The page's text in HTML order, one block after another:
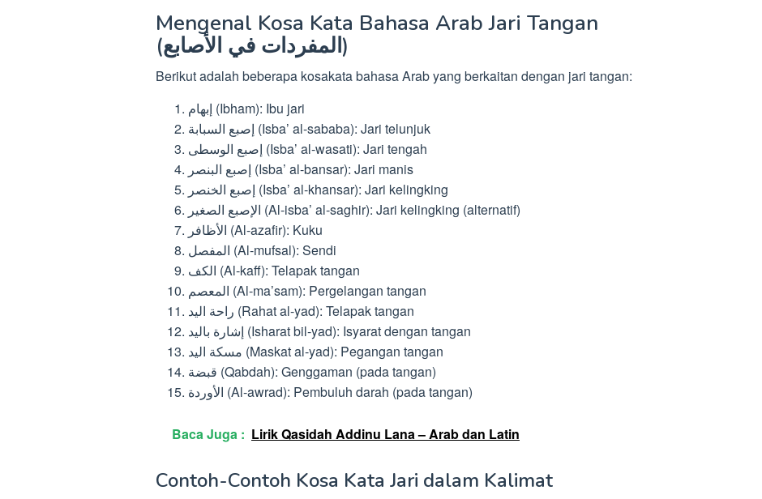
Mengenal Kosa Kata Bahasa Arab Jari Tangan
(المفردات في الأصابع)
Berikut adalah beberapa kosakata bahasa Arab yang berkaitan dengan jari tangan:
إبهام (Ibham): Ibu jari
إصبع السبابة (Isba’ al-sababa): Jari telunjuk
إصبع الوسطى (Isba’ al-wasati): Jari tengah
إصبع البنصر (Isba’ al-bansar): Jari manis
إصبع الخنصر (Isba’ al-khansar): Jari kelingking
الإصبع الصغير (Al-isba’ al-saghir): Jari kelingking (alternatif)
الأظافر (Al-azafir): Kuku
المفصل (Al-mufsal): Sendi
الكف (Al-kaff): Telapak tangan
المعصم (Al-ma’sam): Pergelangan tangan
راحة اليد (Rahat al-yad): Telapak tangan
إشارة باليد (Isharat bil-yad): Isyarat dengan tangan
مسكة اليد (Maskat al-yad): Pegangan tangan
قبضة (Qabdah): Genggaman (pada tangan)
الأوردة (Al-awrad): Pembuluh darah (pada tangan)
Baca Juga : Lirik Qasidah Addinu Lana – Arab dan Latin
Contoh-Contoh Kosa Kata Jari dalam Kalimat